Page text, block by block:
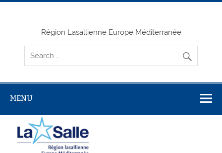
Skip
Région Lasallienne Europe Méditerranée
MENU